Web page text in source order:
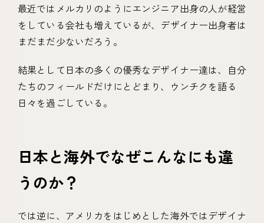
最近ではメルカリのようにエンジニア出身の人が経営
をしている会社も増えているが、デザイナー出身者は
まだまだ少ないだろう。
結果として日本の多くの優秀なデザイナー達は、自分
たちのフィールドだけにとどまり、ウンチクを語る
日々を過ごしている。
日本と海外でなぜこんなにも違
うのか？
では逆に、アメリカをはじめとした海外ではデザイナ